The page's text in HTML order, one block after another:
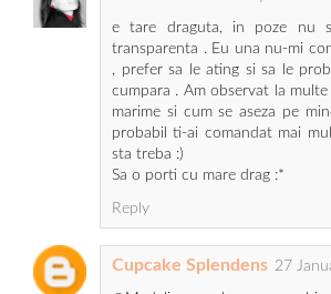
e tare draguta, in poze nu
transparenta . Eu una nu-mi
, prefer sa le ating si sa le
cumpara . Am observat la
marime si cum se aseza pe
probabil ti-ai comandat mai
sta treba :)
Sa o porti cu mare drag :*
Reply
Cupcake Splendens 27